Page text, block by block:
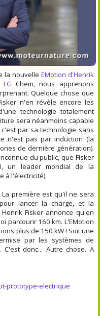
la nouvelle EMotion d'Henrik
Chem, nous apprenons
Quelque chose que
n'en révèle encore les
technologie totalement
sera néanmoins capable
par sa technologie sans
n'est pas par induction (la
de dernière génération).
du public, que Fisker
un leader mondial de la
à l'électricité).
première est qu'il ne sera
lancer la charge, et la
Fisker annonce qu'en
parcourir 160 km. L'EMotion
plus de 150 kW ! Soit une
par les systèmes de
donc... Autre chose. A
prototype-electrique